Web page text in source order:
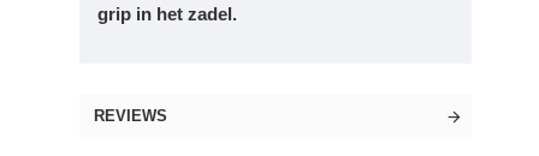
grip in het zadel.
REVIEWS